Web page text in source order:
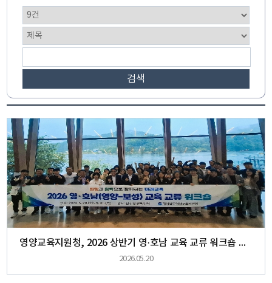
검색
영양교육지원청, 2026 상반기 영·호남 교육 교류 워크숍 실시 -영양·보성 교육동행, 상생의 길을 열다-
2026.05.20